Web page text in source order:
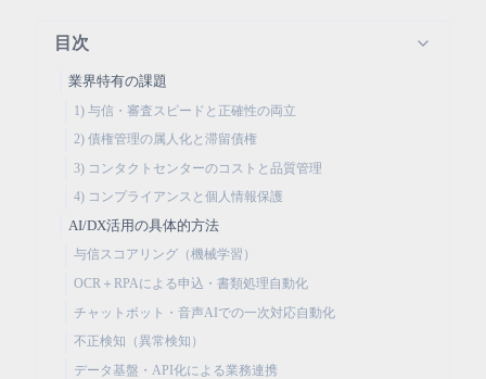
目次
業界特有の課題
1) 与信・審査スピードと正確性の両立
2) 債権管理の属人化と滞留債権
3) コンタクトセンターのコストと品質管理
4) コンプライアンスと個人情報保護
AI/DX活用の具体的方法
与信スコアリング（機械学習）
OCR＋RPAによる申込・書類処理自動化
チャットボット・音声AIでの一次対応自動化
不正検知（異常検知）
データ基盤・API化による業務連携